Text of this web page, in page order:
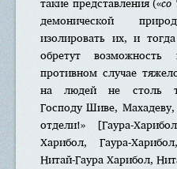
демонической
изолировать их, и
обретут
противном случае
на людей не столь
Господу Шиве,
отдели!» [Гаура-
Харибол, Гаура-
Нитай-Гаура Харибол,